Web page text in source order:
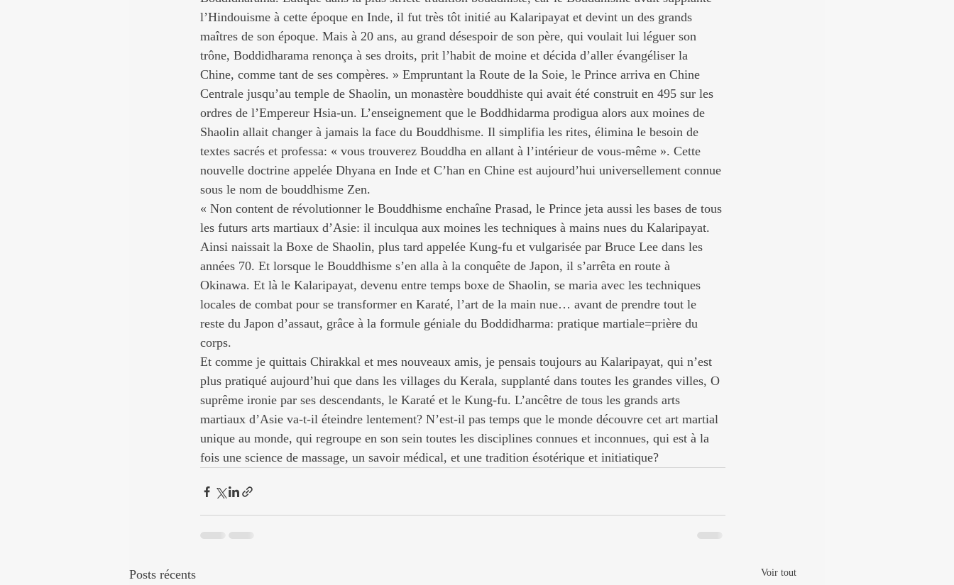
l’Hindouisme à cette époque en Inde, il fut très tôt initié au Kalaripayat et devint un des grands
maîtres de son époque. Mais à 20 ans, au grand désespoir de son père, qui voulait lui léguer son
trône, Boddidharama renonça à ses droits, prit l’habit de moine et décida d’aller évangéliser la
Chine, comme tant de ses compères. » Empruntant la Route de la Soie, le Prince arriva en Chine
Centrale jusqu’au temple de Shaolin, un monastère bouddhiste qui avait été construit en 495 sur les
ordres de l’Empereur Hsia-un. L’enseignement que le Boddhidarma prodigua alors aux moines de
Shaolin allait changer à jamais la face du Bouddhisme. Il simplifia les rites, élimina le besoin de
textes sacrés et professa: « vous trouverez Bouddha en allant à l’intérieur de vous-même ». Cette
nouvelle doctrine appelée Dhyana en Inde et C’han en Chine est aujourd’hui universellement connue
sous le nom de bouddhisme Zen.
« Non content de révolutionner le Bouddhisme enchaîne Prasad, le Prince jeta aussi les bases de tous
les futurs arts martiaux d’Asie: il inculqua aux moines les techniques à mains nues du Kalaripayat.
Ainsi naissait la Boxe de Shaolin, plus tard appelée Kung-fu et vulgarisée par Bruce Lee dans les
années 70. Et lorsque le Bouddhisme s’en alla à la conquête de Japon, il s’arrêta en route à
Okinawa. Et là le Kalaripayat, devenu entre temps boxe de Shaolin, se maria avec les techniques
locales de combat pour se transformer en Karaté, l’art de la main nue… avant de prendre tout le
reste du Japon d’assaut, grâce à la formule géniale du Boddidharma: pratique martiale=prière du
corps.
Et comme je quittais Chirakkal et mes nouveaux amis, je pensais toujours au Kalaripayat, qui n’est
plus pratiqué aujourd’hui que dans les villages du Kerala, supplanté dans toutes les grandes villes, O
suprême ironie par ses descendants, le Karaté et le Kung-fu. L’ancêtre de tous les grands arts
martiaux d’Asie va-t-il éteindre lentement? N’est-il pas temps que le monde découvre cet art martial
unique au monde, qui regroupe en son sein toutes les disciplines connues et inconnues, qui est à la
fois une science de massage, un savoir médical, et une tradition ésotérique et initiatique?
Posts récents Voir tout